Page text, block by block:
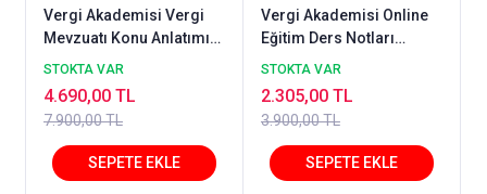
Vergi Akademisi Vergi
Mevzuatı Konu Anlatımı
Seti TEMMUZ 2026 +
Çözümlü Çıkmış Sorular
TEMMUZ 2026 3 Ciltli Set
14. Baskı
STOKTA VAR
7.900,00 TL
4.690,00 TL
Vergi Akademisi Online
Eğitim Ders Notları
TEMMUZ 2026
STOKTA VAR
3.900,00 TL
2.305,00 TL